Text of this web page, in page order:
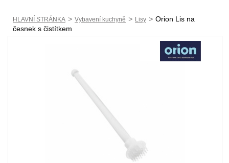
HLAVNÍ STRÁNKA > Vybavení kuchyně > Lisy > Orion Lis na
česnek s čistítkem